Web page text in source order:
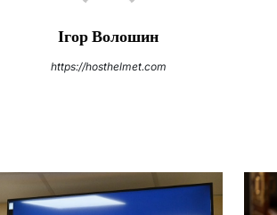
Ігор Волошин
https://hosthelmet.com